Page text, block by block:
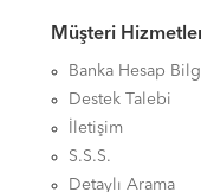
Müşteri
Banka Hesap
Destek Talebi
İletişim
S.S.S.
Detaylı Arama